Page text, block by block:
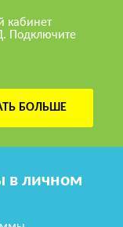
кабинет
Подключите
БОЛЬШЕ
в личном